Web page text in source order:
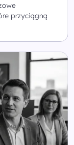
przyciągną